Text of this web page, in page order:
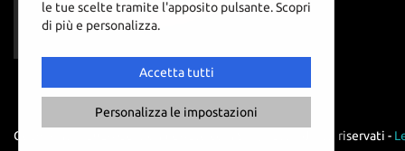
Copyright © 2026 GestionaleAuto.com S.r.l., Tutti i diritti riservati -
le tue scelte tramite l'apposito pulsante. Scopri
di più e personalizza.
Accetta tutti
Personalizza le impostazioni
Leggi
la